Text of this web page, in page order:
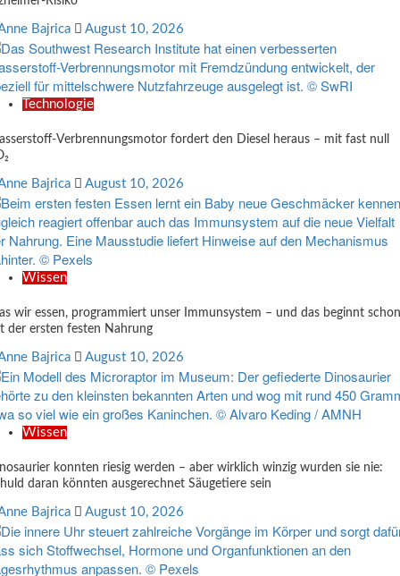
Bajrica August 10, 2026
Technologie
Verbrennungsmotor fordert den Diesel heraus – mit fast null
Bajrica August 10, 2026
Wissen
wir essen, programmiert unser Immunsystem – und das beginnt schon
der ersten festen Nahrung
Bajrica August 10, 2026
Wissen
konnten riesig werden – aber wirklich winzig wurden sie nie:
daran könnten ausgerechnet Säugetiere sein
Bajrica August 10, 2026